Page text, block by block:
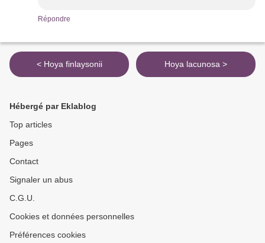
Répondre
< Hoya finlaysonii Hoya lacunosa >
Hébergé par Eklablog
Top articles
Pages
Contact
Signaler un abus
C.G.U.
Cookies et données personnelles
Préférences cookies